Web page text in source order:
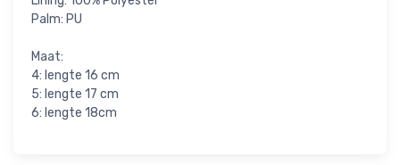
Palm: PU
Maat:
4: lengte 16 cm
5: lengte 17 cm
6: lengte 18cm